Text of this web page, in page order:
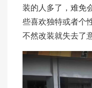
装的人多了，难免
些喜欢独特或者个
不然改装就失去了